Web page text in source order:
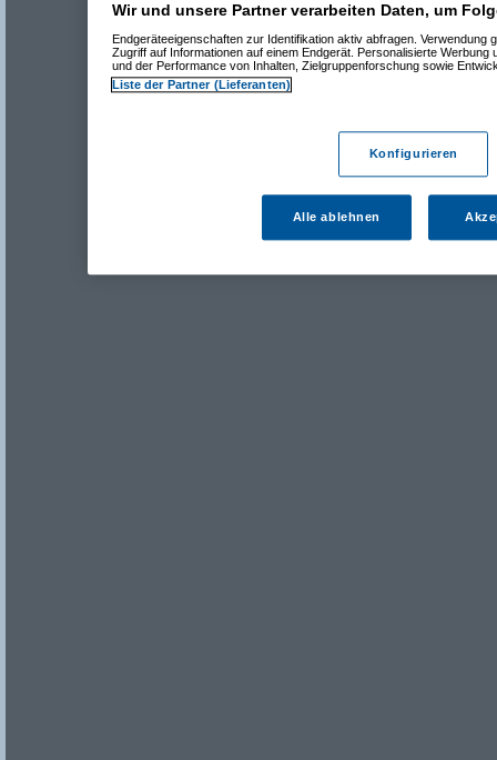
Wir und unsere Partner verarbeiten Daten, um
Endgeräteeigenschaften zur Identifikation aktiv abfragen. Verwendung
Zugriff auf Informationen auf einem Endgerät. Personalisierte Werbung
und der Performance von Inhalten, Zielgruppenforschung sowie
Liste der Partner (Lieferanten)
Konfigurieren
Alle ablehnen